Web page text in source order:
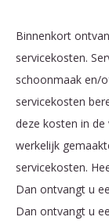
Binnenkort
servicekosten.
schoonmaak en/
servicekosten
deze kosten in
werkelijk
servicekosten.
Dan ontvangt u
Dan ontvangt u